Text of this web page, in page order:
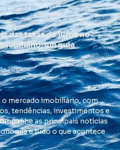
de 2024
das taxas de juros no
um guia
2025
mercado imobiliário, com
tendências, investimentos e
as principais notícias
e tudo o que acontece